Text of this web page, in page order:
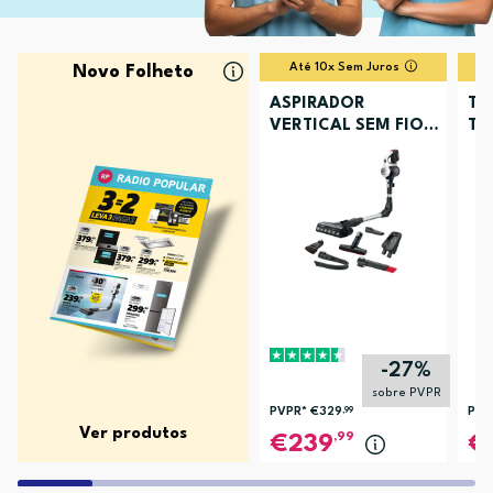
Novo Folheto
Ver produtos
Até 10x Sem Juros
ASPIRADOR
VERTICAL SEM FIOS
BOSCH BCS711XXL
-27%
sobre PVPR
PVPR* €329,99
239,99
TV